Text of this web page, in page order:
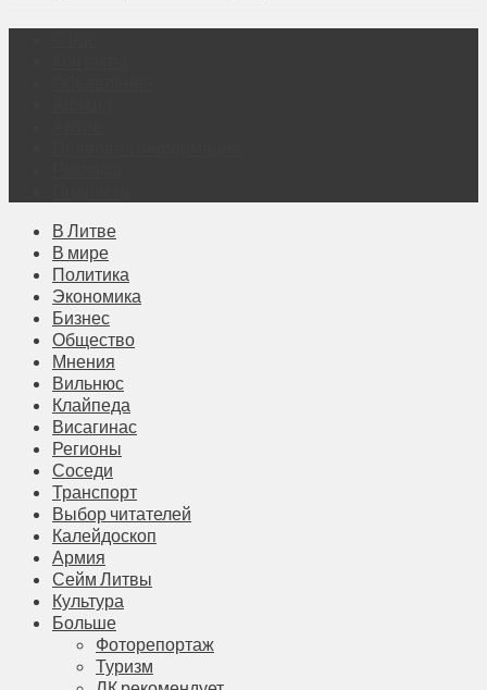
В Литве
В мире
Политика
Экономика
Бизнес
Общество
Мнения
Вильнюс
Клайпеда
Висагинас
Регионы
Соседи
Транспорт
Выбор читателей
Калейдоскоп
Армия
Сейм Литвы
Культура
Больше
Фоторепортаж
Туризм